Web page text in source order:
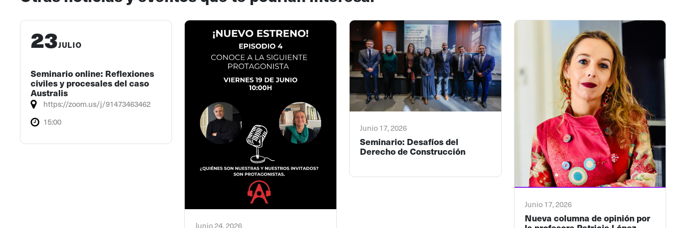
23JULIO
Seminario online: Reflexiones
civiles y procesales del caso
Australis
https://zoom.us/j/91473463462
15:00
Junio 24, 2026
Junio 17, 2026
Seminario: Desafíos del
Derecho de Construcción
Junio 17, 2026
Nueva columna de opinión por